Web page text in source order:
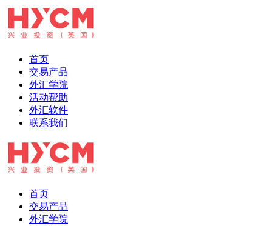
首页
交易产品
外汇学院
活动帮助
外汇软件
联系我们
首页
交易产品
外汇学院